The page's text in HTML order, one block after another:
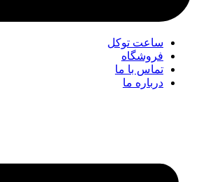
ساعت توکل
فروشگاه
تماس با ما
درباره ما